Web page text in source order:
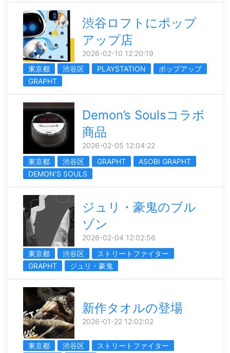
渋谷ロフトにポップ
アップ店
2026-02-10 12:20:19
東京都
渋谷区 PLAYSTATION
ポップアップ
GRAPHT
Demon’s Soulsコラボ
商品
2026-02-05 12:04:22
東京都
渋谷区 GRAPHT
ASOBI GRAPHT
DEMON’S SOULS
ジュリ・豪鬼のブル
ゾン
2026-02-04 12:02:56
東京都
渋谷区
ストリートファイター
GRAPHT
ジュリ・豪鬼
新作タオルの登場
2026-01-22 12:02:02
東京都 渋谷区
ストリートファイター